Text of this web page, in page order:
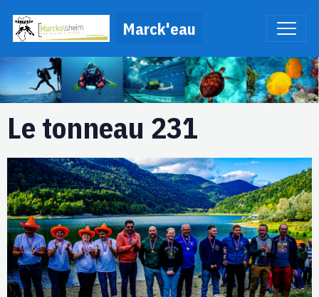
Marck'eau
Le tonneau 231